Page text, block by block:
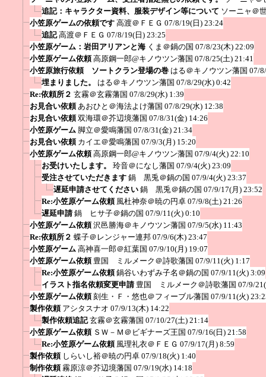
追記：キャラクター資料、服装デザイン等について ソーニャ＠
小笠原ゲームの依頼です 高渡＠ＦＥＧ 07/8/19(日) 23:24
追記 高渡＠ＦＥＧ 07/8/19(日) 23:25
小笠原ゲーム：岩田アリアンと海 くま＠鍋の国 07/8/23(木) 22:09
小笠原ゲーム依頼 高原鋼一郎@キノウツン藩国 07/8/25(土) 21:41
小笠原旅行依頼 ソートクラン登場の巻 はる＠キノウツン藩国 07/
埋まりました。
はる＠キノウツン藩国 07/8/29(水) 0:42
Re:依頼所２ 玄霧＠玄霧藩国 07/8/29(水) 1:39
お見合い依頼 あおひと＠海法よけ藩国 07/8/29(水) 12:38
お見合い依頼 双海環＠芥辺境藩国 07/8/31(金) 14:26
小笠原ゲーム 脚立＠愛鳴藩国 07/8/31(金) 21:34
お見合い依頼 カイエ＠愛鳴藩国 07/9/3(月) 15:20
小笠原ゲーム依頼 高原鋼一郎@キノウツン藩国 07/9/4(火) 22:10
お受けいたします。
玲音＠になし藩国 07/9/4(火) 23:09
受注させていただきます 鍋 黒兎＠鍋の国 07/9/4(火) 23:37
遅延申請させてください 鍋 黒兎＠鍋の国 07/9/17(月) 23:52
Re:小笠原ゲーム依頼 風杜神奈＠暁の円卓 07/9/8(土) 21:26
遅延申請 鍋 ヒサ子＠鍋の国 07/9/11(火) 0:10
小笠原ゲーム依頼 沢邑勝海＠キノウツン藩国 07/9/5(水) 11:43
Re:依頼所２ 蝶子＠レンジャー連邦 07/9/6(木) 23:47
小笠原ゲーム 高神喜一郎＠紅葉国 07/9/10(月) 19:07
小笠原ゲーム依頼 豊国 ミルメーク＠詩歌藩国 07/9/11(火) 1:17
Re:小笠原ゲーム依頼 鍋谷いわずみ子名＠鍋の国 07/9/11(火) 3:09
イラスト指名依頼変更申請 豊国 ミルメーク＠詩歌藩国 07/9/
小笠原ゲーム依頼 刻生・Ｆ・悠也＠フィーブル藩国 07/9/11(火)
製作依頼 アシタスナオ 07/9/13(木) 14:22
製作依頼追記 玄霧＠玄霧藩国 07/10/27(土) 21:14
小笠原ゲーム依頼 ＳＷ－Ｍ＠ビギナーズ王国 07/9/16(日) 21:58
Re:小笠原ゲーム依頼 風理礼衣＠ＦＥＧ 07/9/17(月) 8:59
製作依頼 しらいし裕＠暁の円卓 07/9/18(火) 1:40
制作依頼 霧原涼＠芥辺境藩国 07/9/19(水) 14:18